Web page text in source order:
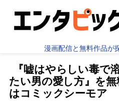
漫画配信と無料作品が
『嘘はやらしい毒で
たい男の愛し方』を
はコミックシーモア